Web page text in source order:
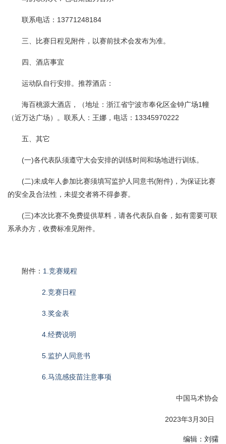
联系电话：13771248184
三、比赛日程见附件，以赛前技术会发布为准。
四、酒店事宜
运动队自行安排。推荐酒店：
海百桃源大酒店，（地址：浙江省宁波市奉化区金钟广场1幢
（近万达广场）。联系人：王娜，电话：13345970222
五、其它
(一)各代表队须遵守大会安排的训练时间和场地进行训练。
(二)未成年人参加比赛须填写监护人同意书(附件)，为保证比赛
的安全及合法性，未提交者将不得参赛。
(三)本次比赛不免费提供草料，请各代表队自备，如有需要可联
系承办方，收费标准见附件。
附件： 1.竞赛规程
2.竞赛日程
3.奖金表
4.经费说明
5.监护人同意书
6.马流感疫苗注意事项
中国马术协会
2023年3月30日
编辑：刘骦